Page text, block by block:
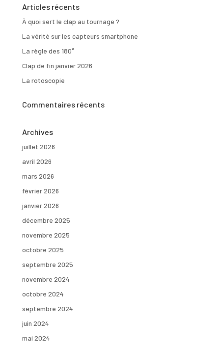
Articles récents
À quoi sert le clap au tournage ?
La vérité sur les capteurs smartphone
La règle des 180°
Clap de fin janvier 2026
La rotoscopie
Commentaires récents
Archives
juillet 2026
avril 2026
mars 2026
février 2026
janvier 2026
décembre 2025
novembre 2025
octobre 2025
septembre 2025
novembre 2024
octobre 2024
septembre 2024
juin 2024
mai 2024